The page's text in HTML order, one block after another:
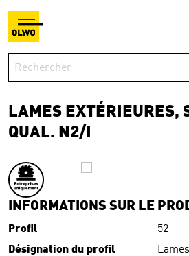
LAMES EXTÉRIEURES,
QUAL. N2/I
INFORMATIONS SUR LE
Profil
52
Désignation du profil